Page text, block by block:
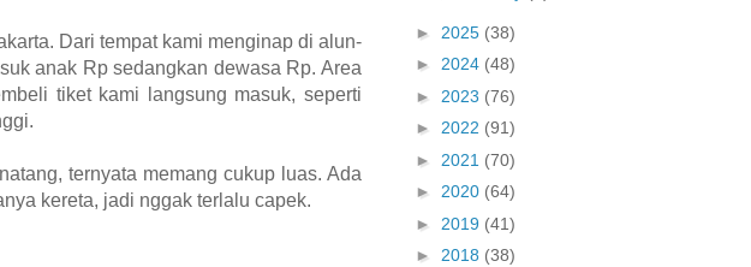
Dari tempat kami menginap di alun-
anak Rp sedangkan dewasa Rp. Area
tiket kami langsung masuk, seperti
ternyata memang cukup luas. Ada
kereta, jadi nggak terlalu capek.
► 2025 (38)
► 2024 (48)
► 2023 (76)
► 2022 (91)
► 2021 (70)
► 2020 (64)
► 2019 (41)
► 2018 (38)